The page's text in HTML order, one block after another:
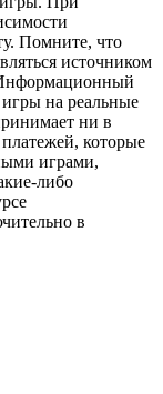
Помните, что
источником
Информационный
игры на реальные
ни в
которые
играми,
либо
в